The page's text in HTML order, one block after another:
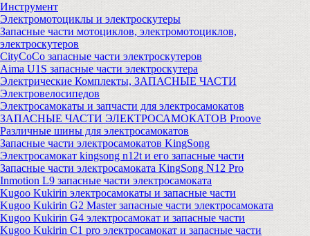
Инструмент
Электромотоциклы и электроскутеры
Запасные части мотоциклов, электромотоциклов,
электроскутеров
CityCoCo запасные части электроскутеров
Aima U1S запасные части электроскутера
Электрические Комплекты, ЗАПАСНЫЕ ЧАСТИ
Электровелосипедов
Электросамокаты и запчасти для электросамокатов
ЗАПАСНЫЕ ЧАСТИ ЭЛЕКТРОСАМОКАТОВ Proove
Различные шины для электросамокатов
Запасные части электросамокатов KingSong
Электросамокат kingsong n12t и его запасные части
Запасные части электросамоката KingSong N12 Pro
Inmotion L9 запасные части электросамоката
Kugoo Kukirin электросамокаты и запасные части
Kugoo Kukirin G2 Master запасные части электросамоката
Kugoo Kukirin G4 электросамокат и запасные части
Kugoo Kukirin C1 pro электросамокат и запасные части